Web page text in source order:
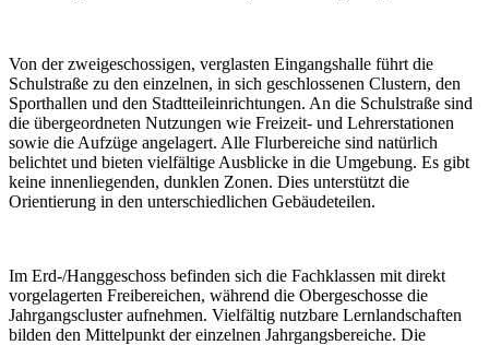
Von der zweigeschossigen, verglasten Eingangshalle führt die
Schulstraße zu den einzelnen, in sich geschlossenen Clustern, den
Sporthallen und den Stadtteileinrichtungen. An die Schulstraße sind
die übergeordneten Nutzungen wie Freizeit- und Lehrerstationen
sowie die Aufzüge angelagert. Alle Flurbereiche sind natürlich
belichtet und bieten vielfältige Ausblicke in die Umgebung. Es gibt
keine innenliegenden, dunklen Zonen. Dies unterstützt die
Orientierung in den unterschiedlichen Gebäudeteilen.
Im Erd-/Hanggeschoss befinden sich die Fachklassen mit direkt
vorgelagerten Freibereichen, während die Obergeschosse die
Jahrgangscluster aufnehmen. Vielfältig nutzbare Lernlandschaften
bilden den Mittelpunkt der einzelnen Jahrgangsbereiche. Die